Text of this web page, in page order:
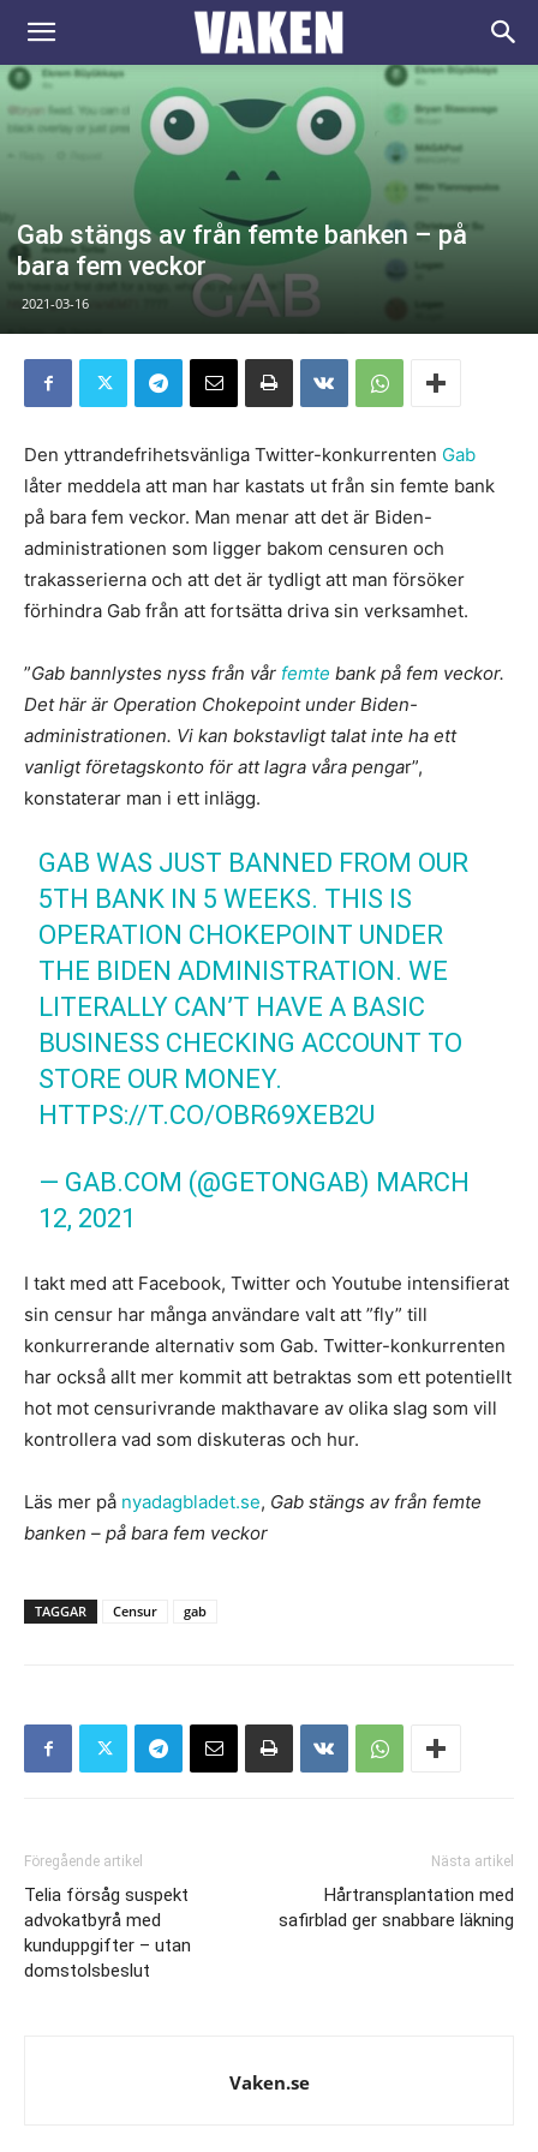
VAKEN.se
Gab stängs av från femte banken – på
bara fem veckor
2021-03-16
Den yttrandefrihetsvänliga Twitter-konkurrenten Gab
låter meddela att man har kastats ut från sin femte bank
på bara fem veckor. Man menar att det är Biden-
administrationen som ligger bakom censuren och
trakasserierna och att det är tydligt att man försöker
förhindra Gab från att fortsätta driva sin verksamhet.
”Gab bannlystes nyss från vår femte bank på fem veckor.
Det här är Operation Chokepoint under Biden-
administrationen. Vi kan bokstavligt talat inte ha ett
vanligt företagskonto för att lagra våra pengar”,
konstaterar man i ett inlägg.
GAB WAS JUST BANNED FROM OUR
5TH BANK IN 5 WEEKS. THIS IS
OPERATION CHOKEPOINT UNDER
THE BIDEN ADMINISTRATION. WE
LITERALLY CAN’T HAVE A BASIC
BUSINESS CHECKING ACCOUNT TO
STORE OUR MONEY.
HTTPS://T.CO/OBR69XEB2U
— GAB.COM (@GETONGAB) MARCH
12, 2021
I takt med att Facebook, Twitter och Youtube intensifierat
sin censur har många användare valt att ”fly” till
konkurrerande alternativ som Gab. Twitter-konkurrenten
har också allt mer kommit att betraktas som ett potentiellt
hot mot censurivrande makthavare av olika slag som vill
kontrollera vad som diskuteras och hur.
Läs mer på nyadagbladet.se, Gab stängs av från femte
banken – på bara fem veckor
TAGGAR Censur gab
Föregående artikel
Telia försåg suspekt
advokatbyrå med
kunduppgifter – utan
domstolsbeslut
Nästa artikel
Hårtransplantation med
safirblad ger snabbare läkning
Vaken.se